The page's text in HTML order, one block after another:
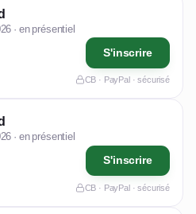
· en présentiel
S'inscrire
CB · PayPal · sécurisé
· en présentiel
S'inscrire
CB · PayPal · sécurisé